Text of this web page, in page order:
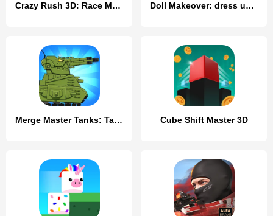
Crazy Rush 3D: Race Master Doll Makeover: dress up games
Merge Master Tanks: Tank wars Cube Shift Master 3D